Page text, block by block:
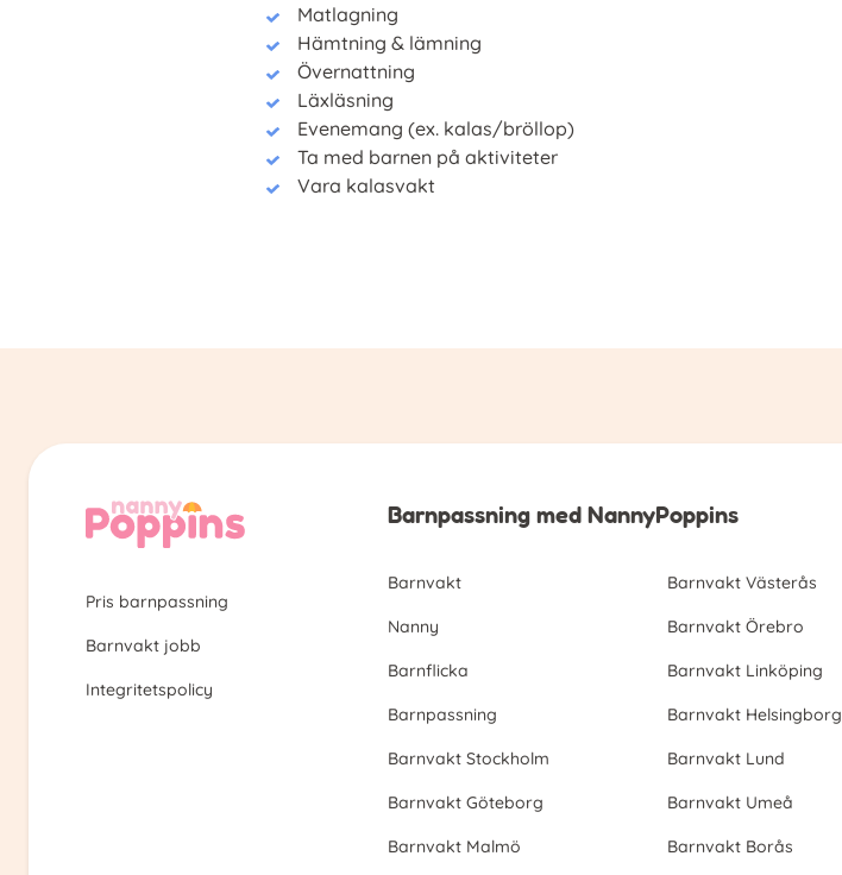
Matlagning
Hämtning & lämning
Övernattning
Läxläsning
Evenemang (ex. kalas/bröllop)
Ta med barnen på aktiviteter
Vara kalasvakt
Pris barnpassning
Barnvakt jobb
Integritetspolicy
Barnpassning med NannyPoppins
Barnvakt
Nanny
Barnflicka
Barnpassning
Barnvakt Stockholm
Barnvakt Göteborg
Barnvakt Malmö
Barnvakt Västerås
Barnvakt Örebro
Barnvakt Linköping
Barnvakt Helsingborg
Barnvakt Lund
Barnvakt Umeå
Barnvakt Borås